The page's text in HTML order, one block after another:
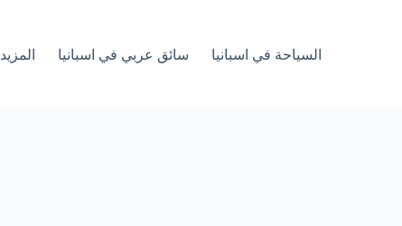
السياحة في اسبانيا سائق عربي في اسبانيا المزيد